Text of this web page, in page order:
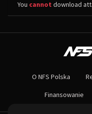
You cannot download
Największa społeczność
Nie czekaj dłużej - wstąp do
O NFS Polska
Finansowanie